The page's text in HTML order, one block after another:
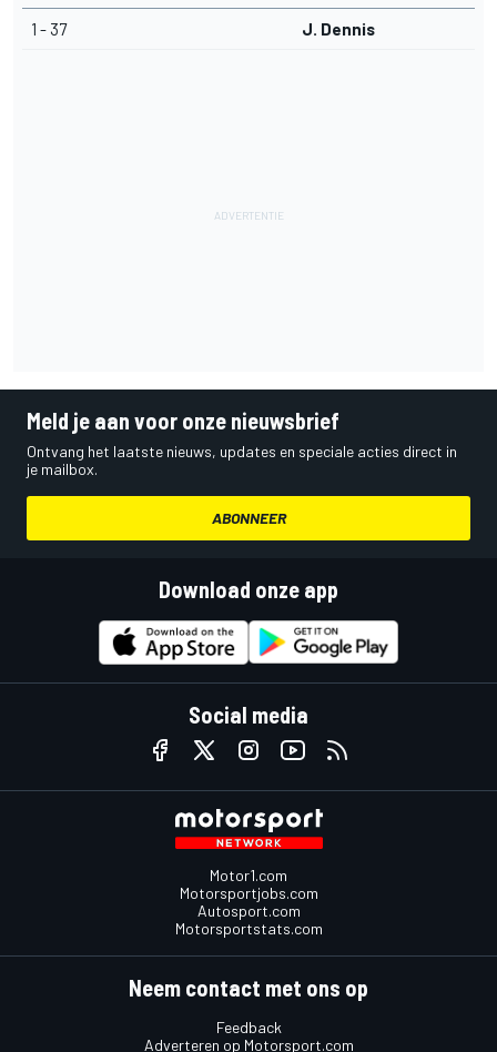
1 - 37 J. Dennis
Meld je aan voor onze nieuwsbrief
Ontvang het laatste nieuws, updates en speciale acties direct in
je mailbox.
ABONNEER
Download onze app
Social media
Motor1.com
Motorsportjobs.com
Autosport.com
Motorsportstats.com
Neem contact met ons op
Feedback
Adverteren op Motorsport.com